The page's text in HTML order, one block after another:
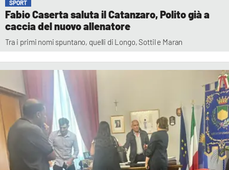
SPORT
Fabio Caserta saluta il Catanzaro, Polito già a
caccia del nuovo allenatore
Tra i primi nomi spuntano, quelli di Longo, Sottil e Maran